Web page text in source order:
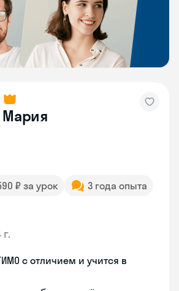
Мария
₽ за урок
3 года опыта
с отличием и учится в